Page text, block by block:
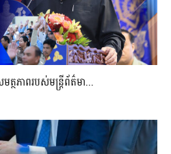
ថភាពរបស់មន្ត្រីព័ត៌មា...